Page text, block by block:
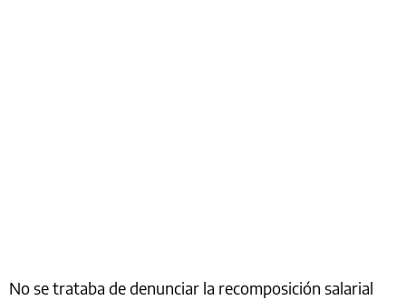
No se trataba de denunciar la recomposición salarial